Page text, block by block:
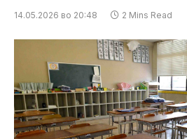
14.05.2026 во 20:48 2 Mins Read